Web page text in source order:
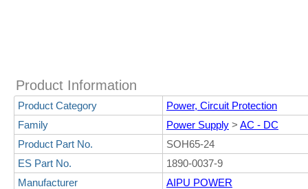
Product Information
Product Category
Power, Circuit Protection
Family
Power Supply > AC - DC
Product Part No.
SOH65-24
ES Part No.
1890-0037-9
Manufacturer
AIPU POWER